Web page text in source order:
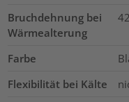
Bruchdehnung bei
Wärmealterung
Farbe
Flexibilität bei Kälte